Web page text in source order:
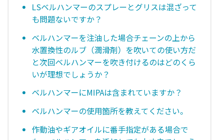
LSベルハンマーのスプレーとグリスは混ざって
も問題ないですか？
ベルハンマーを注油した場合チェーンの上から
水置換性のルブ（潤滑剤）を吹いての使い方だ
と次回ベルハンマーを吹き付けるのはどのくら
いが理想でしょうか？
ベルハンマーにMIPAは含まれていますか？
ベルハンマーの使用箇所を教えてください。
作動油やギアオイルに番手指定がある場合で